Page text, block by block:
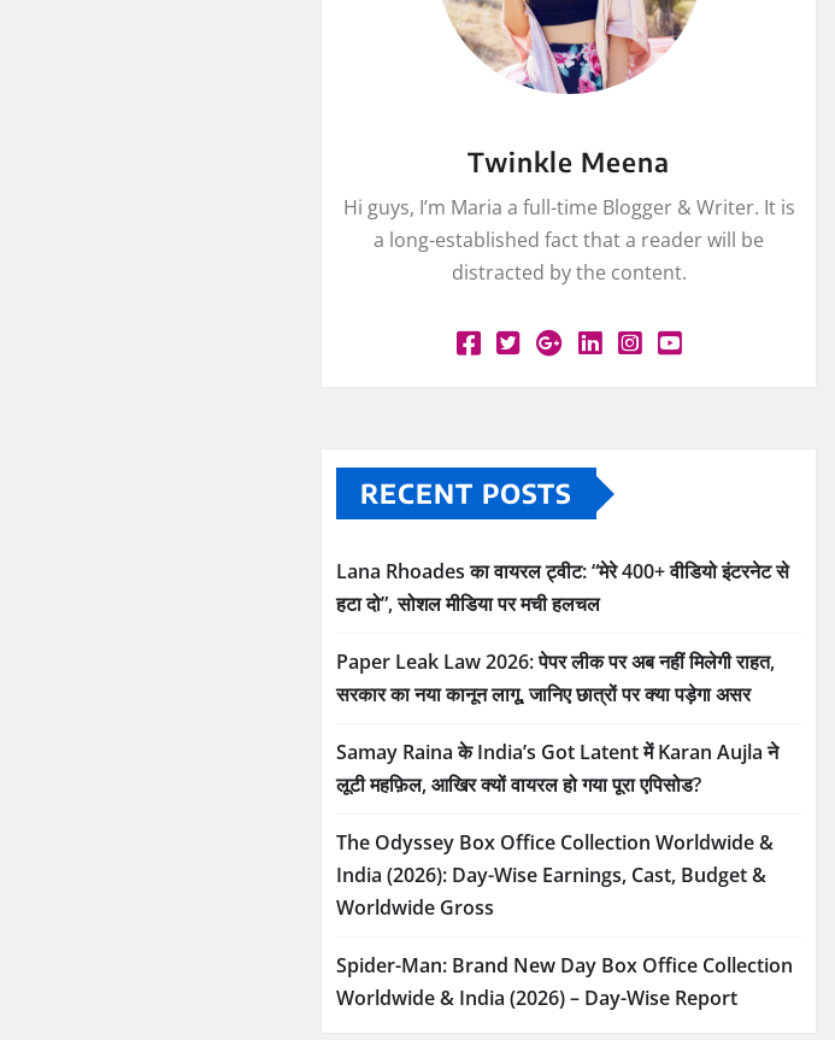
Twinkle Meena
Hi guys, I’m Maria a full-time Blogger & Writer. It is
a long-established fact that a reader will be
distracted by the content.
RECENT POSTS
Lana Rhoades का वायरल ट्वीट: “मेरे 400+ वीडियो इंटरनेट से
हटा दो”, सोशल मीडिया पर मची हलचल
Paper Leak Law 2026: पेपर लीक पर अब नहीं मिलेगी राहत,
सरकार का नया कानून लागू, जानिए छात्रों पर क्या पड़ेगा असर
Samay Raina के India’s Got Latent में Karan Aujla ने
लूटी महफ़िल, आखिर क्यों वायरल हो गया पूरा एपिसोड?
The Odyssey Box Office Collection Worldwide &
India (2026): Day-Wise Earnings, Cast, Budget &
Worldwide Gross
Spider-Man: Brand New Day Box Office Collection
Worldwide & India (2026) – Day-Wise Report